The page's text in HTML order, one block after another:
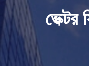
ভেক্টর